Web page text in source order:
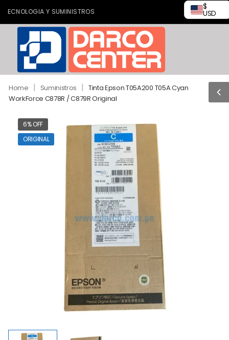
Y SUMINISTROS
$
USD
Home | Suministros | Tinta Epson T05A200 T05A Cyan
WorkForce C878R / C879R Original
6% OFF
ORIGINAL